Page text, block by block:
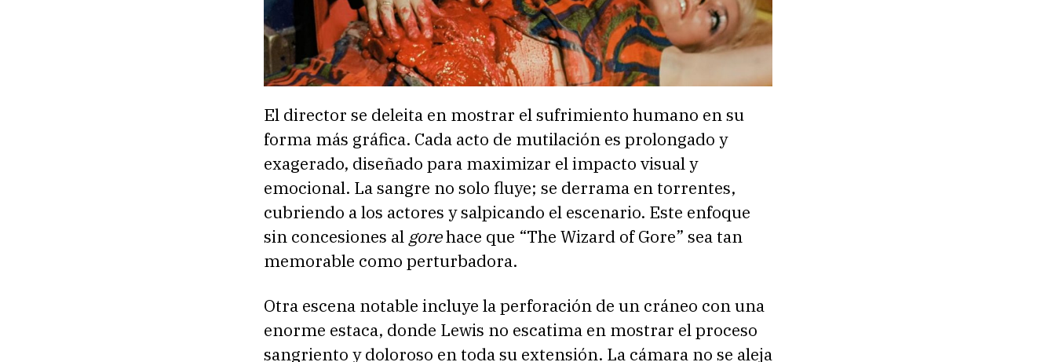
El director se deleita en mostrar el sufrimiento humano en su
forma más gráfica. Cada acto de mutilación es prolongado y
exagerado, diseñado para maximizar el impacto visual y
emocional. La sangre no solo fluye; se derrama en torrentes,
cubriendo a los actores y salpicando el escenario. Este enfoque
sin concesiones al gorehace que “The Wizard of Gore” sea tan
memorable como perturbadora.
Otra escena notable incluye la perforación de un cráneo con una
enorme estaca, donde Lewis no escatima en mostrar el proceso
sangriento y doloroso en toda su extensión. La cámara no se aleja